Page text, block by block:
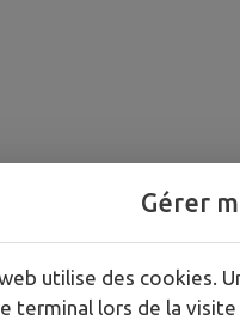
Gérer
utilise des cookies.
terminal lors de la visite